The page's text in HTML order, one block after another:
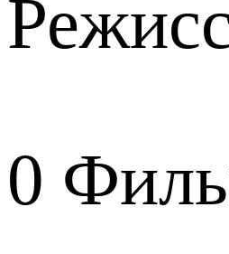
0